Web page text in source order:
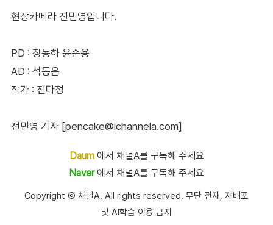
현장카메라 전민영입니다.
PD : 장동하 윤순용
AD : 석동은
작가 : 전다정
전민영 기자 [pencake@ichannela.com]
Daum에서 채널A를 구독해 주세요
Naver에서 채널A를 구독해 주세요
Copyright Ⓒ 채널A. All rights reserved. 무단 전재, 재배포
및 AI학습 이용 금지